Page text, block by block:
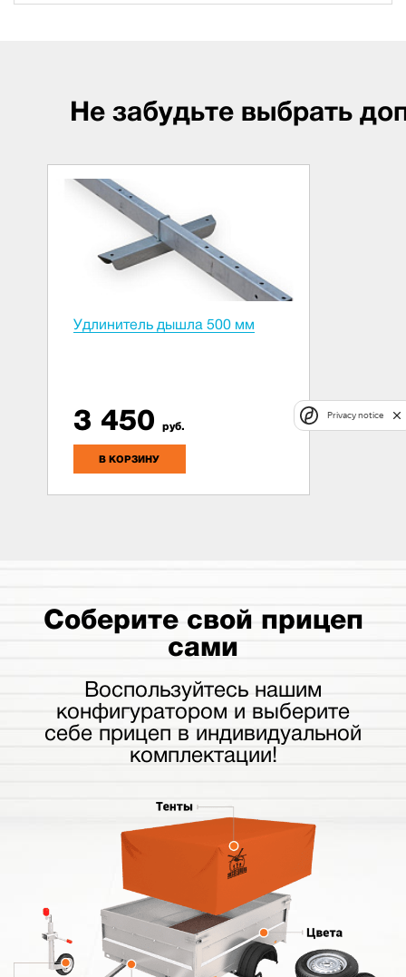
Не забудьте выбрать
Удлинитель дышла 500 мм
3 450 руб.
В КОРЗИНУ
Соберите свой прицеп
сами
Воспользуйтесь нашим
конфигуратором и выберите
себе прицеп в индивидуальной
комплектации!
Privacy notice